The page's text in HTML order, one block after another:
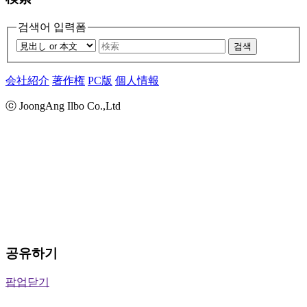
검색어 입력폼
검색
会社紹介 著作権 PC版 個人情報
ⓒ JoongAng Ilbo Co.,Ltd
공유하기
팝업닫기